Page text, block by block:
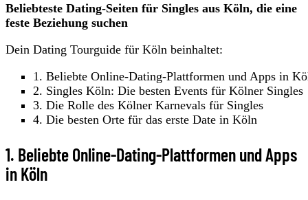
Beliebteste Dating-Seiten für Singles aus Köln, die eine
feste Beziehung suchen
Dein Dating Tourguide für Köln beinhaltet:
1. Beliebte Online-Dating-Plattformen und Apps in
2. Singles Köln: Die besten Events für Kölner Singles
3. Die Rolle des Kölner Karnevals für Singles
4. Die besten Orte für das erste Date in Köln
1. Beliebte Online-Dating-Plattformen und Apps
in Köln